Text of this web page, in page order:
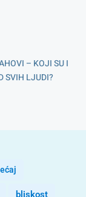
– KOJI SU I
SVIH LJUDI?
bliskost